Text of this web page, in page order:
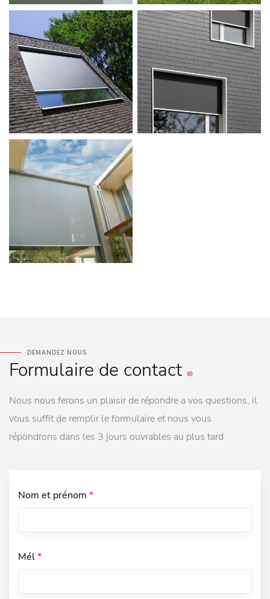
DEMANDEZ NOUS
Formulaire de contact
Nous nous ferons un plaisir de répondre a vos questions, il
vous suffit de remplir le formulaire et nous vous
répondrons dans les 3 jours ouvrables au plus tard
Nom et prénom *
Mél*